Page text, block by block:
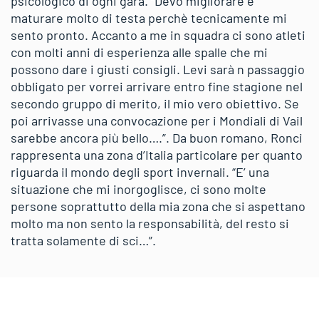
maturare molto di testa perchè tecnicamente mi
sento pronto. Accanto a me in squadra ci sono atleti
con molti anni di esperienza alle spalle che mi
possono dare i giusti consigli. Levi sarà n passaggio
obbligato per vorrei arrivare entro fine stagione nel
secondo gruppo di merito, il mio vero obiettivo. Se
poi arrivasse una convocazione per i Mondiali di Vail
sarebbe ancora più bello….”. Da buon romano, Ronci
rappresenta una zona d’Italia particolare per quanto
riguarda il mondo degli sport invernali. “E’ una
situazione che mi inorgoglisce, ci sono molte
persone soprattutto della mia zona che si aspettano
molto ma non sento la responsabilità, del resto si
tratta solamente di sci…”.